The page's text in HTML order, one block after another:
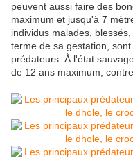
peuvent aussi faire des
maximum et jusqu'à 7
individus malades,
terme de sa gestation,
prédateurs. À l'état
de 12 ans maximum,